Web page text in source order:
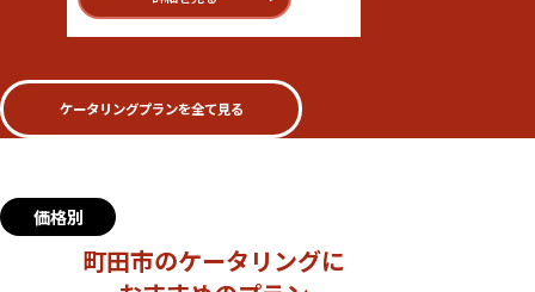
ケータリングプランを全て見る
価格別
町田市のケータリングに